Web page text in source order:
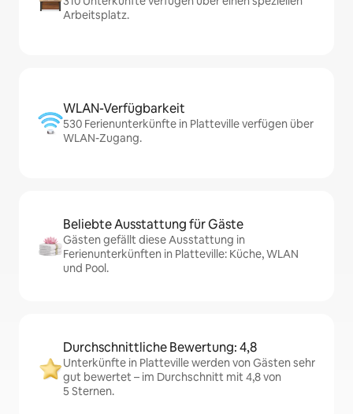
Arbeitsplatz.
WLAN-Verfügbarkeit
530 Ferienunterkünfte in Platteville verfügen über
WLAN-Zugang.
Beliebte Ausstattung für Gäste
Gästen gefällt diese Ausstattung in
Ferienunterkünften in Platteville: Küche, WLAN
und Pool.
Durchschnittliche Bewertung: 4,8
Unterkünfte in Platteville werden von Gästen sehr
gut bewertet – im Durchschnitt mit 4,8 von
5 Sternen.